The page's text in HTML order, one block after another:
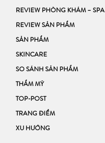
REVIEW PHÒNG KHÁM – SPA
REVIEW SẢN PHẨM
SẢN PHẨM
SKINCARE
SO SÁNH SẢN PHẨM
THẨM MỸ
TOP-POST
TRANG ĐIỂM
XU HƯỚNG